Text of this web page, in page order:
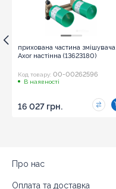
прихована частина змішувача
Axor настінна (13623180)
Код товару: 00-00262596
В наявності
16 027 грн.
Про нас
Оплата та доставка